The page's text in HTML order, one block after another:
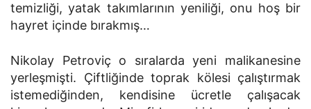
temizliği, yatak takımlarının yeniliği, onu hoş bir
hayret içinde bırakmış…
Nikolay Petroviç o sıralarda yeni malikanesine
yerleşmişti. Çiftliğinde toprak kölesi çalıştırmak
istemediğinden, kendisine ücretle çalışacak